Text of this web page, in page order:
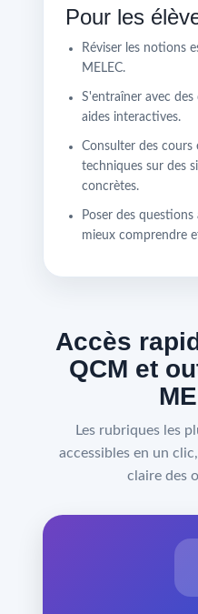
Pour les
Réviser les notions
MELEC.
S'entraîner avec
aides interactives.
Consulter des cours
techniques sur des
concrètes.
Poser des
mieux comprendre
Accès
QCM et
Les rubriques les
accessibles en un
claire des